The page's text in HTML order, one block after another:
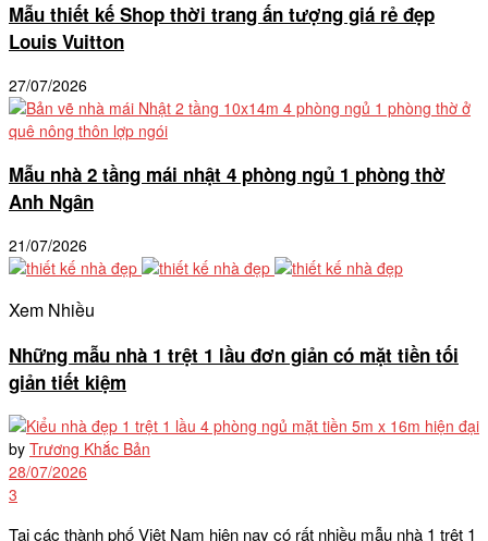
Mẫu thiết kế Shop thời trang ấn tượng giá rẻ đẹp
Louis Vuitton
27/07/2026
Mẫu nhà 2 tầng mái nhật 4 phòng ngủ 1 phòng thờ
Anh Ngân
21/07/2026
Xem Nhiều
Những mẫu nhà 1 trệt 1 lầu đơn giản có mặt tiền tối
giản tiết kiệm
by Trương Khắc Bản
28/07/2026
3
Tại các thành phố Việt Nam hiện nay có rất nhiều mẫu nhà 1 trệt 1